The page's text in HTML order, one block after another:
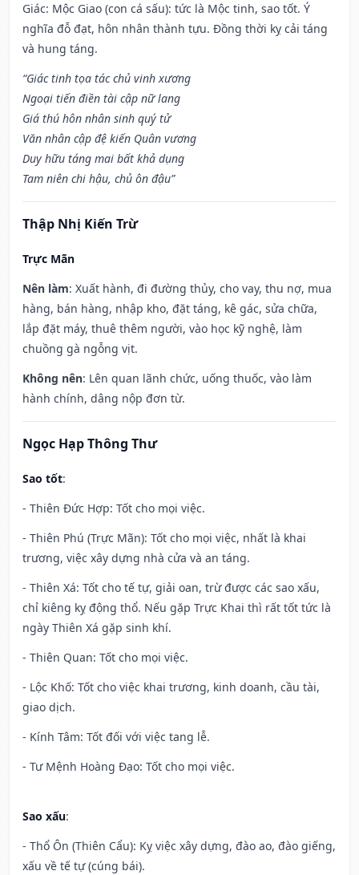
Giác: Mộc Giao (con cá sấu): tức là Mộc tinh, sao tốt. Ý
nghĩa đỗ đạt, hôn nhân thành tựu. Đồng thời kỵ cải táng
và hung táng.
“Giác tinh tọa tác chủ vinh xương
Ngoại tiến điền tài cập nữ lang
Giá thú hôn nhân sinh quý tử
Văn nhân cập đệ kiến Quân vương
Duy hữu táng mai bất khả dụng
Tam niên chi hậu, chủ ôn đậu”
Thập Nhị Kiến Trừ
Trực Mãn
Nên làm: Xuất hành, đi đường thủy, cho vay, thu nợ, mua
hàng, bán hàng, nhập kho, đặt táng, kê gác, sửa chữa,
lắp đặt máy, thuê thêm người, vào học kỹ nghệ, làm
chuồng gà ngỗng vịt.
Không nên: Lên quan lãnh chức, uống thuốc, vào làm
hành chính, dâng nộp đơn từ.
Ngọc Hạp Thông Thư
Sao tốt:
- Thiên Đức Hợp: Tốt cho mọi việc.
- Thiên Phú (Trực Mãn): Tốt cho mọi việc, nhất là khai
trương, việc xây dựng nhà cửa và an táng.
- Thiên Xá: Tốt cho tế tự, giải oan, trừ được các sao xấu,
chỉ kiêng kỵ động thổ. Nếu gặp Trực Khai thì rất tốt tức là
ngày Thiên Xá gặp sinh khí.
- Thiên Quan: Tốt cho mọi việc.
- Lộc Khố: Tốt cho việc khai trương, kinh doanh, cầu tài,
giao dịch.
- Kính Tâm: Tốt đối với việc tang lễ.
- Tư Mệnh Hoàng Đạo: Tốt cho mọi việc.
Sao xấu:
- Thổ Ôn (Thiên Cẩu): Kỵ việc xây dựng, đào ao, đào giếng,
xấu về tế tự (cúng bái).